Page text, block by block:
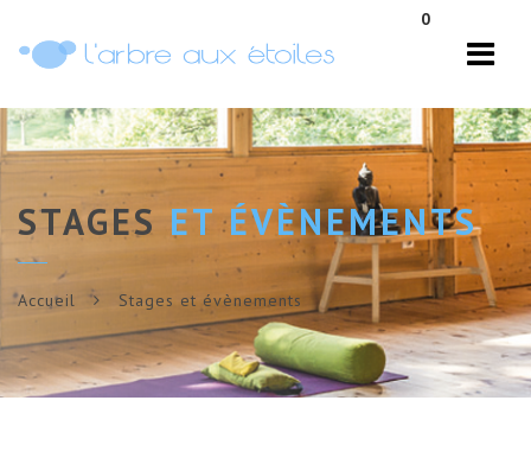
0
STAGES ET ÉVÈNEMENTS
Accueil Stages et évènements